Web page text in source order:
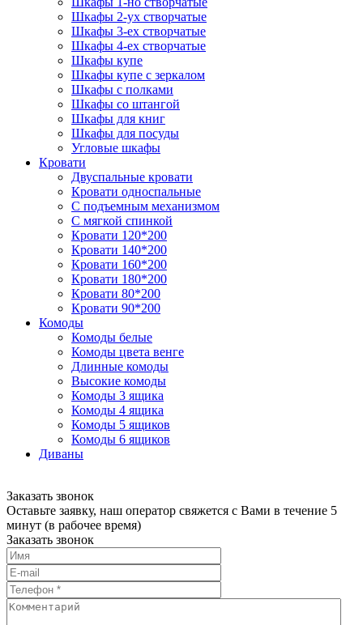
Шкафы 2-ух створчатые
Шкафы 3-ех створчатые
Шкафы 4-ех створчатые
Шкафы купе
Шкафы купе с зеркалом
Шкафы с полками
Шкафы со штангой
Шкафы для книг
Шкафы для посуды
Угловые шкафы
Кровати
Двуспальные кровати
Кровати односпальные
С подъемным механизмом
С мягкой спинкой
Кровати 120*200
Кровати 140*200
Кровати 160*200
Кровати 180*200
Кровати 80*200
Кровати 90*200
Комоды
Комоды белые
Комоды цвета венге
Длинные комоды
Высокие комоды
Комоды 3 ящика
Комоды 4 ящика
Комоды 5 ящиков
Комоды 6 ящиков
Диваны
Заказать звонок
Оставьте заявку, наш оператор свяжется с Вами в течение 5
минут (в рабочее время)
Заказать звонок